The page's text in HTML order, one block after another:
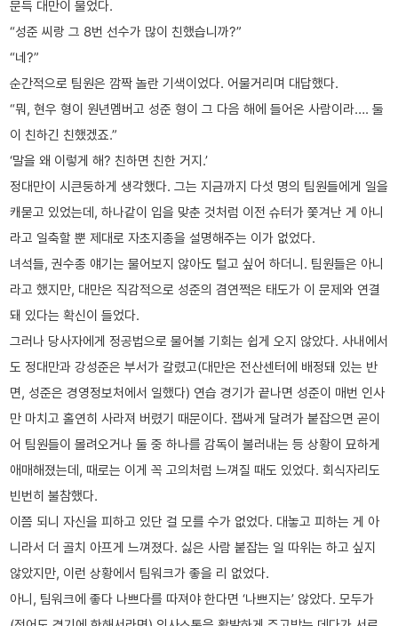
문득 대만이 물었다.
“성준 씨랑 그 8번 선수가 많이 친했습니까?”
“네?”
순간적으로 팀원은 깜짝 놀란 기색이었다. 어물거리며 대답했다.
“뭐, 현우 형이 원년멤버고 성준 형이 그 다음 해에 들어온 사람이라…. 둘
이 친하긴 친했겠죠.”
‘말을 왜 이렇게 해? 친하면 친한 거지.’
정대만이 시큰둥하게 생각했다. 그는 지금까지 다섯 명의 팀원들에게 일을
캐묻고 있었는데, 하나같이 입을 맞춘 것처럼 이전 슈터가 쫓겨난 게 아니
라고 일축할 뿐 제대로 자초지종을 설명해주는 이가 없었다.
녀석들, 권수종 얘기는 물어보지 않아도 털고 싶어 하더니. 팀원들은 아니
라고 했지만, 대만은 직감적으로 성준의 겸연쩍은 태도가 이 문제와 연결
돼 있다는 확신이 들었다.
그러나 당사자에게 정공법으로 물어볼 기회는 쉽게 오지 않았다. 사내에서
도 정대만과 강성준은 부서가 갈렸고(대만은 전산센터에 배정돼 있는 반
면, 성준은 경영정보처에서 일했다) 연습 경기가 끝나면 성준이 매번 인사
만 마치고 홀연히 사라져 버렸기 때문이다. 잽싸게 달려가 붙잡으면 곧이
어 팀원들이 몰려오거나 둘 중 하나를 감독이 불러내는 등 상황이 묘하게
애매해졌는데, 때로는 이게 꼭 고의처럼 느껴질 때도 있었다. 회식자리도
빈번히 불참했다.
이쯤 되니 자신을 피하고 있단 걸 모를 수가 없었다. 대놓고 피하는 게 아
니라서 더 골치 아프게 느껴졌다. 싫은 사람 붙잡는 일 따위는 하고 싶지
않았지만, 이런 상황에서 팀워크가 좋을 리 없었다.
아니, 팀워크에 좋다 나쁘다를 따져야 한다면 ‘나쁘지는’ 않았다. 모두가